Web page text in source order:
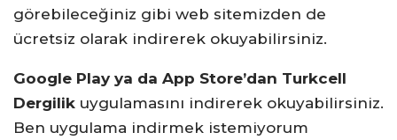
görebileceğiniz gibi web sitemizden de
ücretsiz olarak indirerek okuyabilirsiniz.
Google Play ya da App Store’dan Turkcell
Dergilik uygulamasını indirerek okuyabilirsiniz.
Ben uygulama indirmek istemiyorum